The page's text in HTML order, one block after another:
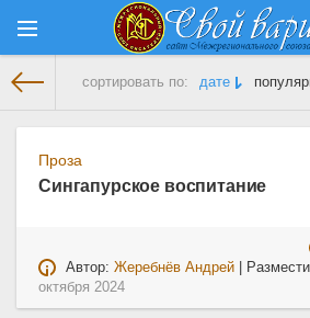
сортировать по: дате
Проза
Сингапурское воспитание
Автор:Жеребнёв Андрей |
октября 2024